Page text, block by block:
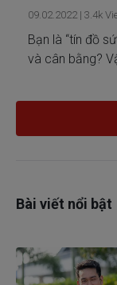
09.02.2022 | 3.4k
Bạn là “tín đồ
và cân bằng?
tín đồ sức khỏe
Bài viết nổi bật